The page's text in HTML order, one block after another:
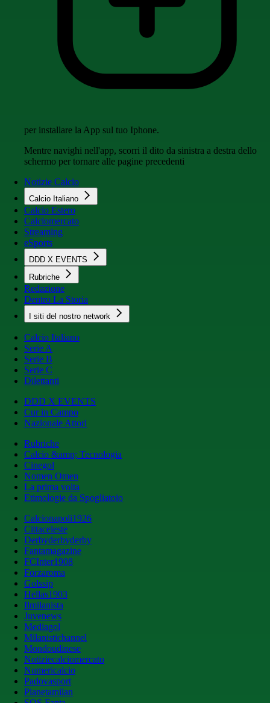
per installare la App sul tuo Iphone.
Mentre navighi nell'app, scorri il dito da sinistra a destra dello
schermo per tornare alle pagine precedenti
Notizie Calcio
Calcio Italiano
Calcio Estero
Calciomercato
Streaming
eSports
DDD X EVENTS
Rubriche
Redazione
Dentro La Storia
I siti del nostro network
Calcio Italiano
Serie A
Serie B
Serie C
Dilettanti
DDD X EVENTS
Cur in Campo
Nazionale Attori
Rubriche
Calcio &amp; Tecnologia
Cinegol
Nomen Omen
La prima volta
Etimologie da Spogliatoio
Calcionapoli1926
Cittaceleste
Derbyderbyderby
Fantamagazine
FCInter1908
Forzaroma
Golssip
Hellas1903
Ilmilanista
Juvenews
Mediagol
Milanistichannel
Mondoudinese
Notiziecalciomercato
Numericalcio
Padovasport
Pianetamilan